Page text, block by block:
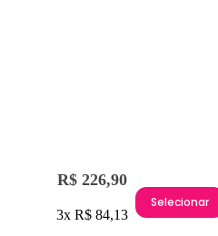
R$ 226,90
3x R$ 84,13
Selecionar